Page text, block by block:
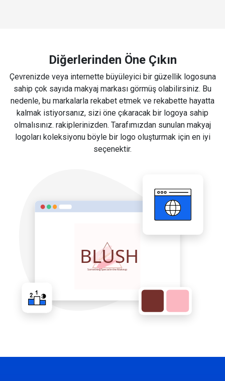
Diğerlerinden Öne Çıkın
Çevrenizde veya internette büyüleyici bir güzellik logosuna
sahip çok sayıda makyaj markası görmüş olabilirsiniz. Bu
nedenle, bu markalarla rekabet etmek ve rekabette hayatta
kalmak istiyorsanız, sizi öne çıkaracak bir logoya sahip
olmalısınız. rakiplerinizden. Tarafımızdan sunulan makyaj
logoları koleksiyonu böyle bir logo oluşturmak için en iyi
seçenektir.